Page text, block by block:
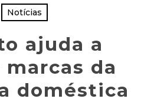
Notícias
ajuda a
marcas da
doméstica